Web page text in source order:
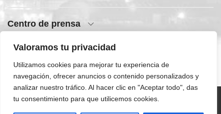
Valoramos tu privacidad
Utilizamos cookies para mejorar tu experiencia de
navegación, ofrecer anuncios o contenido personalizados y
analizar nuestro tráfico. Al hacer clic en "Aceptar todo", das
tu consentimiento para que utilicemos cookies.
Centro de prensa
Acceso rápido
©SQM 2026 | Todos